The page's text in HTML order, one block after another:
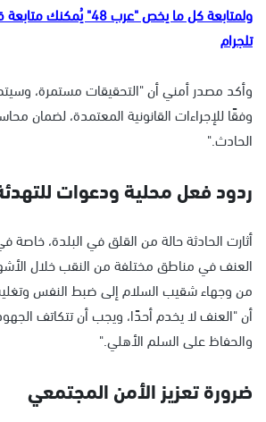
ولمتابعة كل ما يخص "عرب 48"
تلجرام
وأكد مصدر أمني أن "التحقيقات مستمرة،
وفقًا للإجراءات القانونية المعتمدة، لضمان
الحادث."
ردود فعل محلية ودعوات
أثارت الحادثة حالة من القلق في البلدة،
العنف في مناطق مختلفة من النقب خلال
من وجهاء شقيب السلام إلى ضبط النفس
أن "العنف لا يخدم أحدًا، ويجب أن تتكاتف
والحفاظ على السلم الأهلي."
ضرورة تعزيز الأمن المجتمعي